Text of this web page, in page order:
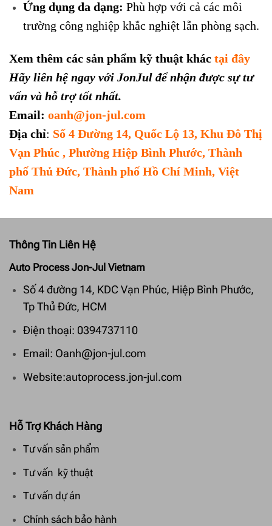
Ứng dụng đa dạng: Phù hợp với cả các môi
trường công nghiệp khắc nghiệt lẫn phòng sạch.
Xem thêm các sản phẩm kỹ thuật khác tại đây
Hãy liên hệ ngay với JonJul để nhận được sự tư
vấn và hỗ trợ tốt nhất.
Email: oanh@jon-jul.com
Địa chỉ: Số 4 Đường 14, Quốc Lộ 13, Khu Đô Thị
Vạn Phúc , Phường Hiệp Bình Phước, Thành
phố Thủ Đức, Thành phố Hồ Chí Minh, Việt
Nam
Thông Tin Liên Hệ
Auto Process Jon-Jul Vietnam
Số 4 đường 14, KDC Vạn Phúc, Hiệp Bình Phước,
Tp Thủ Đức, HCM
Điện thoại: 0394737110
Email: Oanh@jon-jul.com
Website:autoprocess.jon-jul.com
Hỗ Trợ Khách Hàng
Tư vấn sản phẩm
Tư vấn kỹ thuật
Tư vấn dự án
Chính sách bảo hành